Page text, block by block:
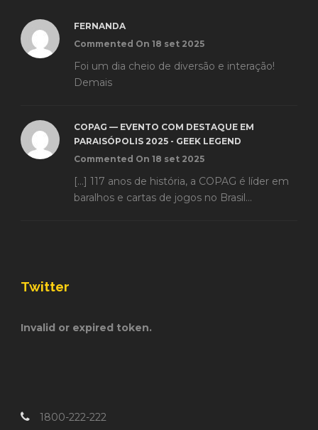
FERNANDA
Commented On 18 set 2025
Foi um dia cheio de diversão e interação!
Demais
COPAG — EVENTO COM DESTAQUE EM
PARAISÓPOLIS 2025 - GEEK LEGEND
Commented On 18 set 2025
[…] 117 anos de história, a COPAG é líder em
baralhos e cartas de jogos no Brasil...
Twitter
Invalid or expired token.
1800-222-222